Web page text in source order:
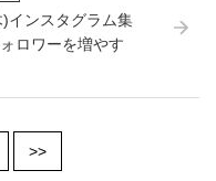
ンスタグラム集
ロワーを増やす
>>